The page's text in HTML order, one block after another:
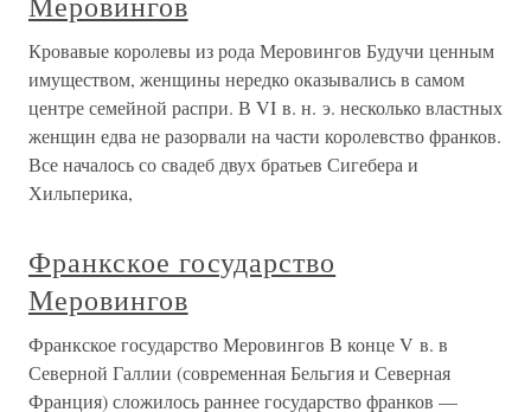
Кровавые королевы из рода Меровингов Будучи ценным
имуществом, женщины нередко оказывались в самом
центре семейной распри. В VI в. н. э. несколько властных
женщин едва не разорвали на части королевство франков.
Все началось со свадеб двух братьев Сигебера и
Хильперика,
Франкское государство
Меровингов
Франкское государство Меровингов В конце V в. в
Северной Галлии (современная Бельгия и Северная
Франция) сложилось раннее государство франков —